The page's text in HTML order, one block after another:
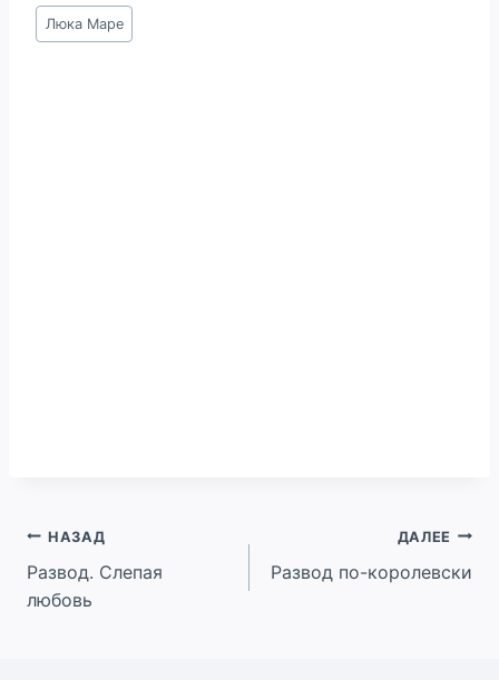
Метки
записи:
Люка Маре
Навигация
по
НАЗАД
Развод. Слепая
любовь
ДАЛЕЕ
Развод по-королевски